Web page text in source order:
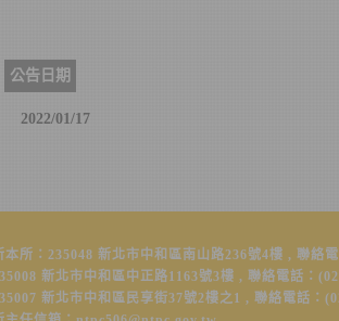
公告日期
2022/01/17
本所：235048 新北市中和區南山路236號4樓 , 聯絡
新北市中和區中正路1163號3樓 , 聯絡電話：
新北市中和區民享街37號2樓之1 , 聯絡電話：